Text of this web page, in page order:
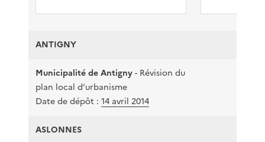
ANTIGNY
Municipalité de Antigny- Révision du
plan local d’urbanisme
Date de dépôt : 14 avril 2014
ASLONNES